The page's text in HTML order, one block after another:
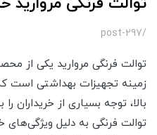
/post-297
توالت فرنگی مروارید یکی از
زمینه تجهیزات بهداشتی است
بالا، توجه بسیاری از
توالت فرنگی به دلیل ویژگی‌های